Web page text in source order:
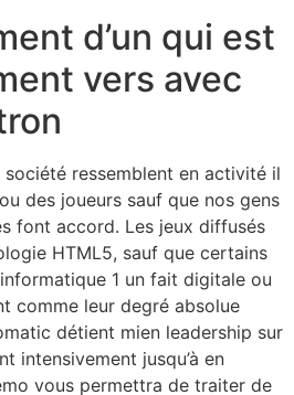
d’un qui est
vers avec
ressemblent en activité il
des joueurs sauf que nos gens
font accord. Les jeux diffusés
HTML5, sauf que certains
1 un fait digitale ou
comme leur degré absolue
détient mien leadership sur
intensivement jusqu’à en
vous permettra de traiter de